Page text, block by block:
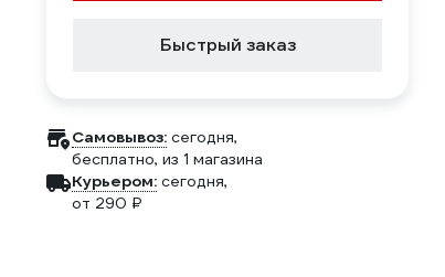
Быстрый заказ
Самовывоз: сегодня,
бесплатно, из 1 магазина
Курьером: сегодня,
от 290 ₽